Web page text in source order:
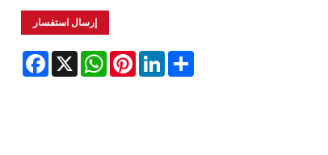
إرسال استفسار
X
WhatsAppPinterestLinkedInShare